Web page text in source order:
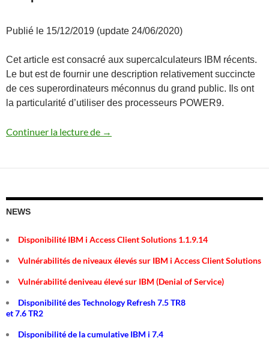
Publié le 15/12/2019 (update 24/06/2020)
Cet article est consacré aux supercalculateurs IBM récents.
Le but est de fournir une description relativement succincte
de ces superordinateurs méconnus du grand public. Ils ont
la particularité d’utiliser des processeurs POWER9.
Continuer la lecture de Supercalculateurs IBM
→
NEWS
Disponibilité IBM i Access Client Solutions 1.1.9.14
Vulnérabilités de niveaux élevés sur IBM i Access Client Solutions
Vulnérabilité deniveau élevé sur IBM (Denial of Service)
Disponibilité des Technology Refresh 7.5 TR8
et 7.6 TR2
Disponibilité de la cumulative IBM i 7.4